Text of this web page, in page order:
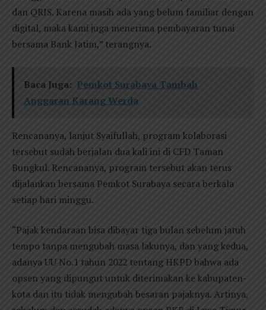
dan QRIS. Karena masih ada yang belum familiar dengan
digital, maka kami juga menerima pembayaran tunai
bersama Bank Jatim,” terangnya.
Baca Juga: Pemkot Surabaya Tambah
Anggaran Karang Werda
Rencananya, lanjut Syaifullah, program kolaborasi
tersebut sudah berjalan dua kali ini di CFD Taman
Bungkul. Rencananya, program tersebut akan terus
dijalankan bersama Pemkot Surabaya secara berkala
setiap hari minggu.
“Pajak kendaraan bisa dibayar tiga bulan sebelum jatuh
tempo tanpa mengubah masa lakunya, dan yang kedua,
adanya UU No.1 tahun 2022 tentang HKPD bahwa ada
opsen yang dipungut untuk diterimakan ke kabupaten-
kota dan itu tidak mengubah besaran pajaknya. Artinya,